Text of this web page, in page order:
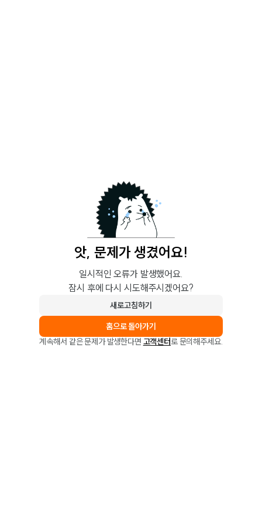
앗, 문제가 생겼어요!
일시적인 오류가 발생했어요.
잠시 후에 다시 시도해주시겠어요?
새로고침하기
홈으로 돌아가기
계속해서 같은 문제가 발생한다면 고객센터로 문의해주세요.